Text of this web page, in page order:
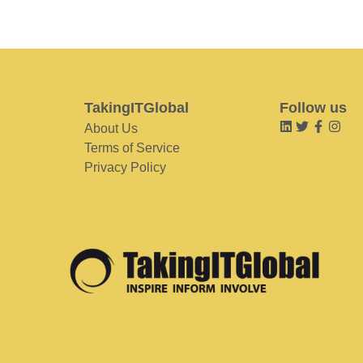
TakingITGlobal
About Us
Terms of Service
Privacy Policy
Follow us